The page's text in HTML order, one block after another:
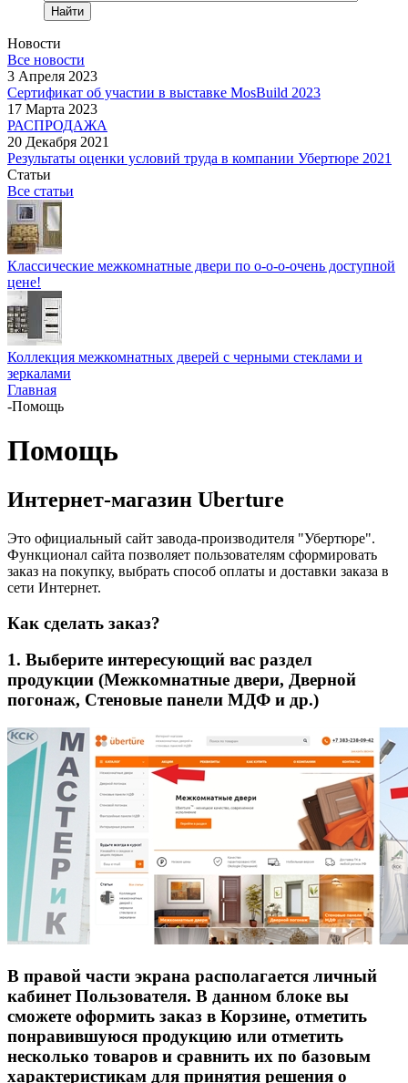
Найти
Новости
Все новости
3 Апреля 2023
Сертификат об участии в выставке MosBuild 2023
17 Марта 2023
РАСПРОДАЖА
20 Декабря 2021
Результаты оценки условий труда в компании Убертюре 2021
Статьи
Все статьи
Классические межкомнатные двери по о-о-о-очень доступной
цене!
Коллекция межкомнатных дверей с черными стеклами и
зеркалами
Главная
-Помощь
Помощь
Интернет-магазин Uberture
Это официальный сайт завода-производителя "Убертюре".
Функционал сайта позволяет пользователям сформировать
заказ на покупку, выбрать способ оплаты и доставки заказа в
сети Интернет.
Как сделать заказ?
1. Выберите интересующий вас раздел
продукции (Межкомнатные двери, Дверной
погонаж, Стеновые панели МДФ и др.)
В правой части экрана располагается личный
кабинет Пользователя. В данном блоке вы
сможете оформить заказ в Корзине, отметить
понравившуюся продукцию или отметить
несколько товаров и сравнить их по базовым
характеристикам для принятия решения о